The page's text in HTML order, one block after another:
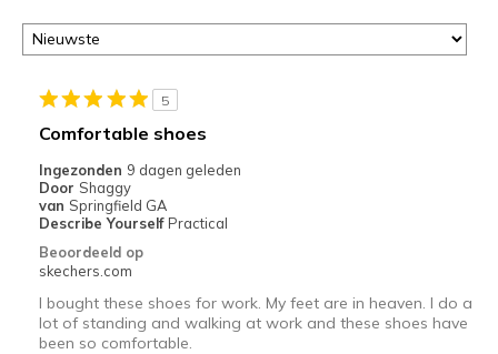
5
Comfortable shoes
Ingezonden 9 dagen geleden
Door Shaggy
van Springfield GA
Describe Yourself Practical
Beoordeeld op
skechers.com
I bought these shoes for work. My feet are in heaven. I do a
lot of standing and walking at work and these shoes have
been so comfortable.